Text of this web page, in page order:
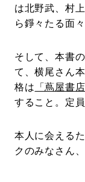
は北野武、村
ら錚々たる面
そして、本書
て、横尾さん
格は 「蔦屋書
すること。定
本人に会える
クのみなさん